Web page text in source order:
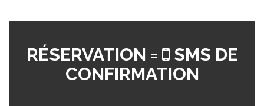
RÉSERVATION =
SMS DE
CONFIRMATION